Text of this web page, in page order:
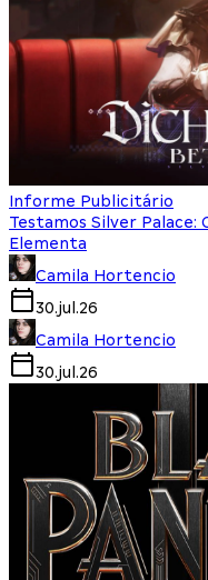
Informe Publicitário
Testamos Silver Palace:
Elementa
Camila Hortencio
30.jul.26
Camila Hortencio
30.jul.26